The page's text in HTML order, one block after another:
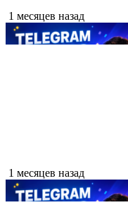
1 месяцев назад
1 месяцев назад